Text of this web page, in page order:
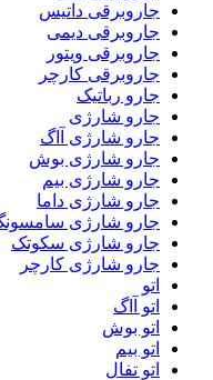
جاروبرقی داتیس
جاروبرقی دیمی
جاروبرقی ویتور
جاروبرقی کارچر
جارو رباتیک
جارو شارژی
جارو شارژی آاگ
جارو شارژی بوش
جارو شارژی بیم
جارو شارژی داما
جارو شارژی
جارو شارژی سکوتک
جارو شارژی کارچر
اتو
اتو آاگ
اتو بوش
اتو بیم
اتو تفال